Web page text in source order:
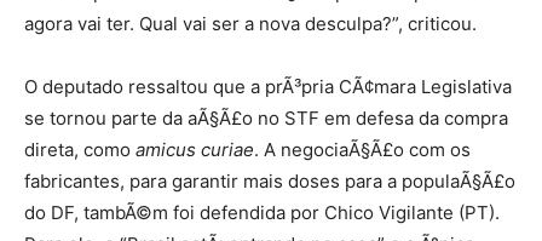
agora vai ter. Qual vai ser a nova desculpa?”, criticou.
O deputado ressaltou que a prÃ³pria CÃ¢mara Legislativa
se tornou parte da aÃ§Ã£o no STF em defesa da compra
direta, como amicus curiae. A negociaÃ§Ã£o com os
fabricantes, para garantir mais doses para a populaÃ§Ã£o
do DF, tambÃ©m foi defendida por Chico Vigilante (PT).